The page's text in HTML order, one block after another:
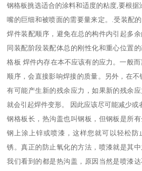
钢格板挑选适合的涂料和适度的粘度,要根
嘴的巨细和被喷面的需要量来定。.受装配
焊件装配顺序，避免在总的构件内引起多
同装配阶段装配体总的刚性化和重心位置
格板 焊件内存在本不应该有的应力。一般
顺序，会直接影响焊接的质量。另外，在
有可能产生新的残余应力，如果新的残余
就会引起焊件变形。 因此应该尽可能减少或
钢格板长，热沟盖也叫钢板，但钢板是所
钢上涂上锌或喷漆，这样您就可以轻松防
锈。真正的防止氧化的方法，喷漆就是其
我们看到的都是热沟盖，原因当然是喷漆